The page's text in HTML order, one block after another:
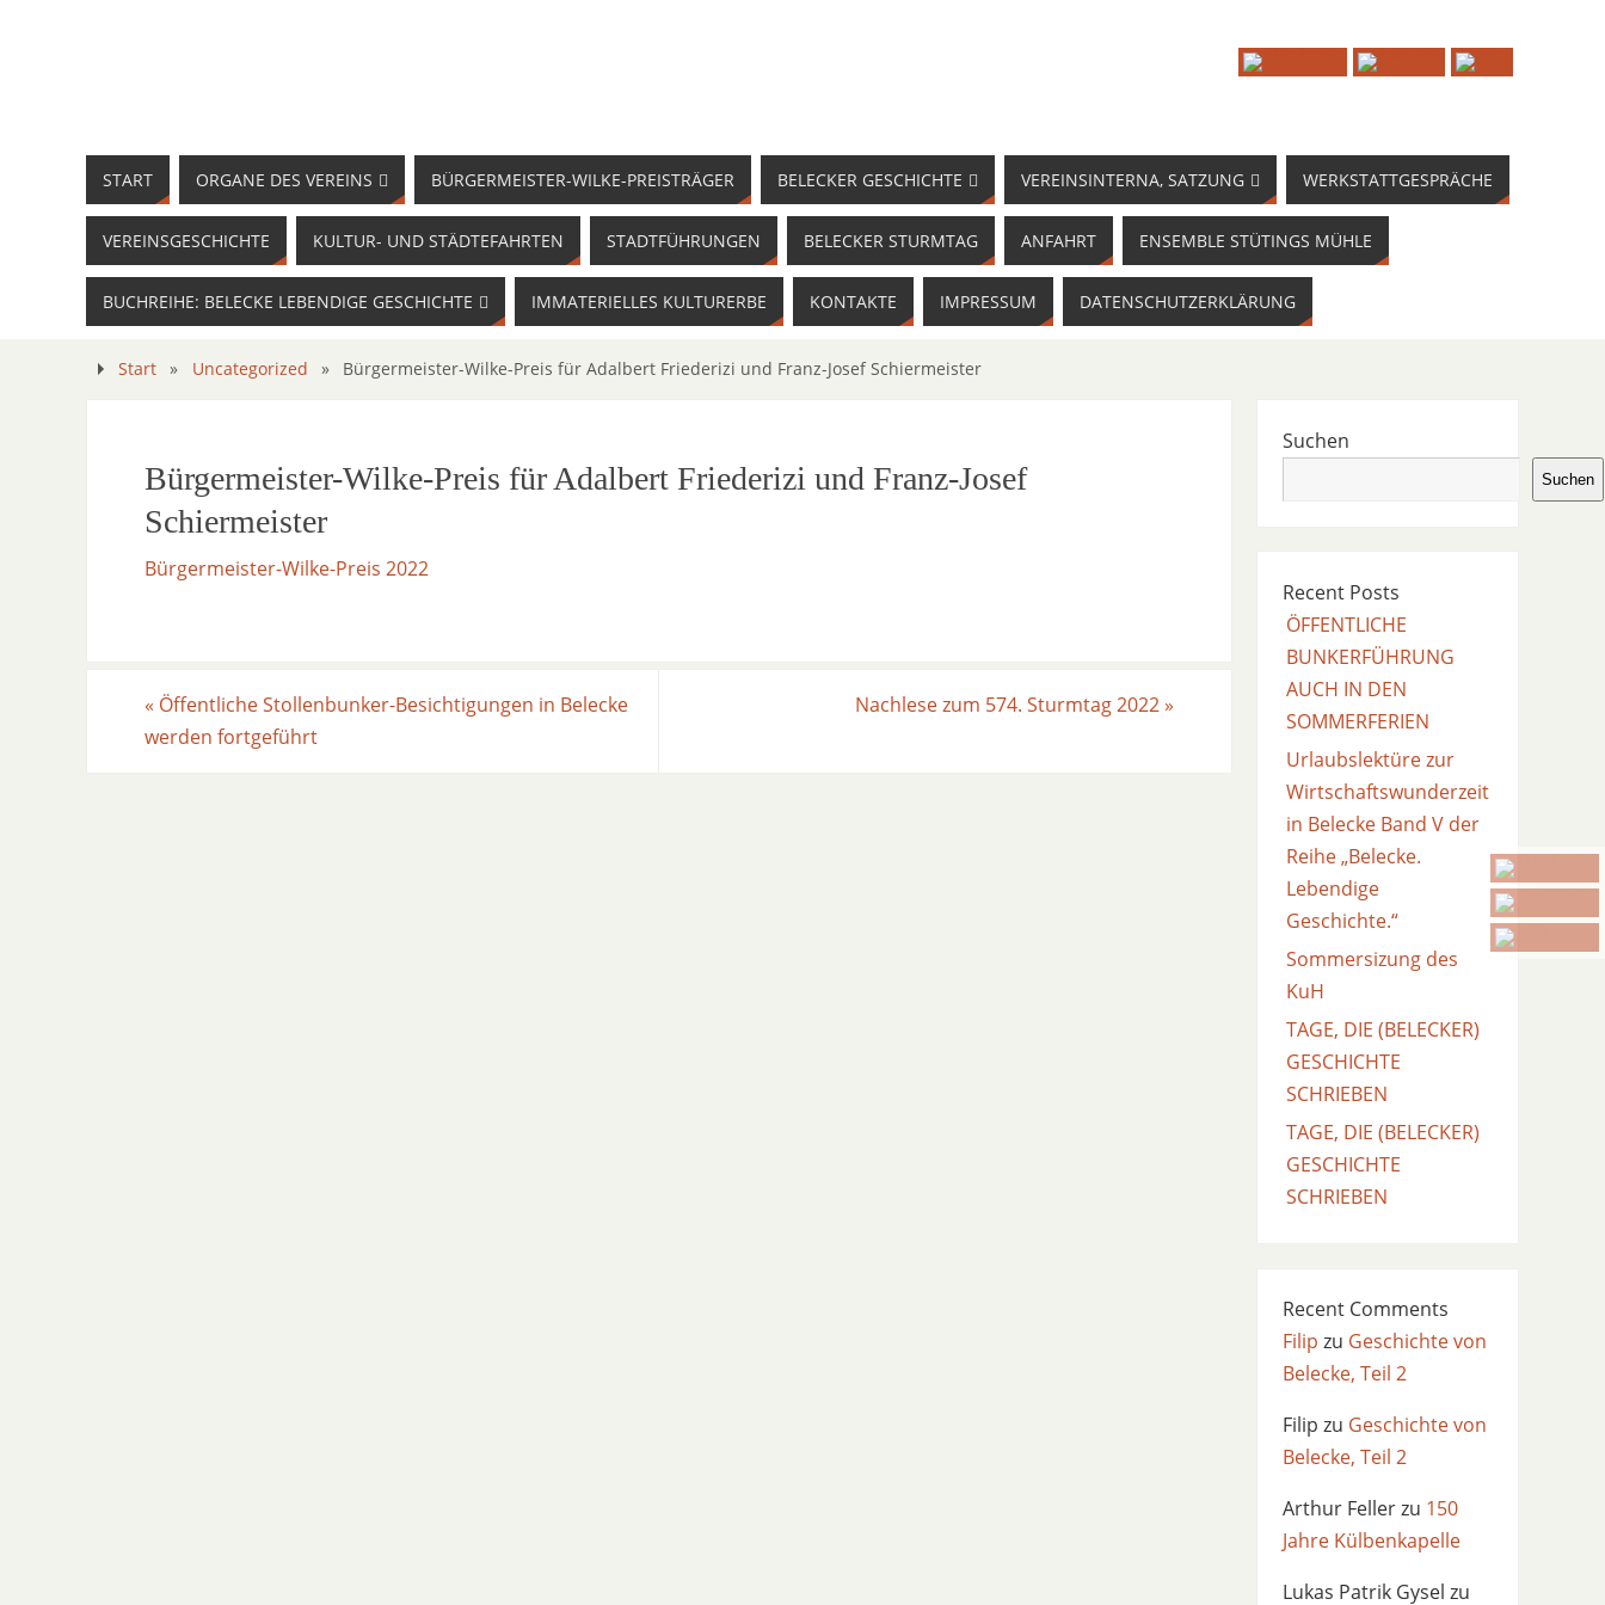
START ORGANE DES VEREINS BÜRGERMEISTER-WILKE-PREISTRÄGER BELECKER GESCHICHTE VEREINSINTERNA, SATZUNG WERKSTATTGESPRÄCHE
VEREINSGESCHICHTE KULTUR- UND STÄDTEFAHRTEN STADTFÜHRUNGEN BELECKER STURMTAG ANFAHRT ENSEMBLE STÜTINGS MÜHLE
BUCHREIHE: BELECKE LEBENDIGE GESCHICHTE IMMATERIELLES KULTURERBE KONTAKTE IMPRESSUM DATENSCHUTZERKLÄRUNG
Start » Uncategorized » Bürgermeister-Wilke-Preis für Adalbert Friederizi und Franz-Josef Schiermeister
Bürgermeister-Wilke-Preis für Adalbert Friederizi und Franz-Josef
Schiermeister
Bürgermeister-Wilke-Preis 2022
« Öffentliche Stollenbunker-Besichtigungen in Belecke
werden fortgeführt
Nachlese zum 574. Sturmtag 2022»
Suchen
Suchen
Recent Posts
ÖFFENTLICHE
BUNKERFÜHRUNG
AUCH IN DEN
SOMMERFERIEN
Urlaubslektüre zur
Wirtschaftswunderzeit
in Belecke Band V der
Reihe „Belecke.
Lebendige
Geschichte.“
Sommersizung des
KuH
TAGE, DIE (BELECKER)
GESCHICHTE
SCHRIEBEN
TAGE, DIE (BELECKER)
GESCHICHTE
SCHRIEBEN
Recent Comments
Filip zu Geschichte von
Belecke, Teil 2
Filip zu Geschichte von
Belecke, Teil 2
Arthur Fellerzu 150
Jahre Külbenkapelle
Lukas Patrik Gysel zu